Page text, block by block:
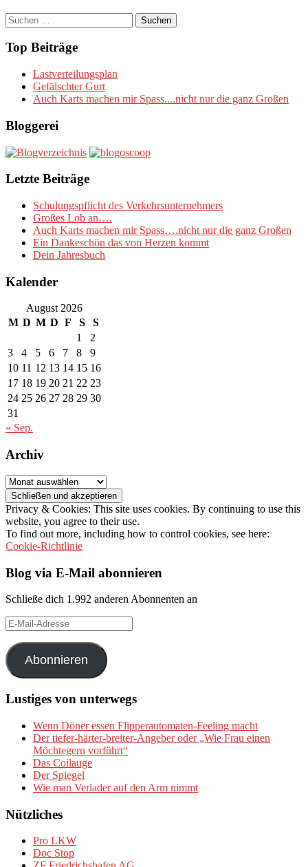
Suchen
nach:
Top Beiträge
Lastverteilungsplan
Gefälschter Gurt
Auch Karts machen mir Spass....nicht nur die ganz Großen
Bloggerei
Letzte Beiträge
Schulungspflicht des Verkehrsunternehmers
Großes Lob an….
Auch Karts machen mir Spass….nicht nur die ganz Großen
Ein Dankeschön das von Herzen kommt
Dein Jahresbuch
Kalender
August 2026
M D M D F S
S
1
2
3
4 5 6 7 8
9
10 11 12 13 14 15 16
17 18 19 20 21 22 23
24 25 26 27 28 29 30
31
« Sep.
Archiv
Archiv
Privacy & Cookies: This site uses cookies. By continuing to use this
website, you agree to their use.
To find out more, including how to control cookies, see here:
Cookie-Richtlinie
Blog via E-Mail abonnieren
Schließe dich 1.992 anderen Abonnenten an
E-
Mail-
Adresse
Abonnieren
Lustiges von unterwegs
Wenn Döner essen Flipperautomaten-Feeling macht
Der tiefer-härter-breiter-Angeber oder „Wie Frau einen
Möchtegern vorführt“
Das Coilauge
Der Spiegel
Wie man Verlader auf den Arm nimmt
Nützliches
Pro LKW
Doc Stop